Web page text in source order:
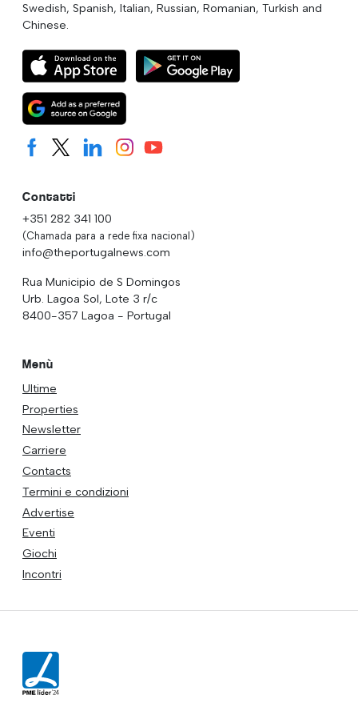
Swedish, Spanish, Italian, Russian, Romanian, Turkish and
Chinese.
Contatti
+351 282 341 100
(Chamada para a rede fixa nacional)
info@theportugalnews.com
Rua Municipio de S Domingos
Urb. Lagoa Sol, Lote 3 r/c
8400-357 Lagoa - Portugal
Menù
Ultime
Properties
Newsletter
Carriere
Contacts
Termini e condizioni
Advertise
Eventi
Giochi
Incontri